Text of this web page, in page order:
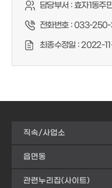
담당부서 :효자1동주
전화번호 :033-250-
최종수정일 :2022-
직속/사업소
읍면동
관련누리집(사이트)